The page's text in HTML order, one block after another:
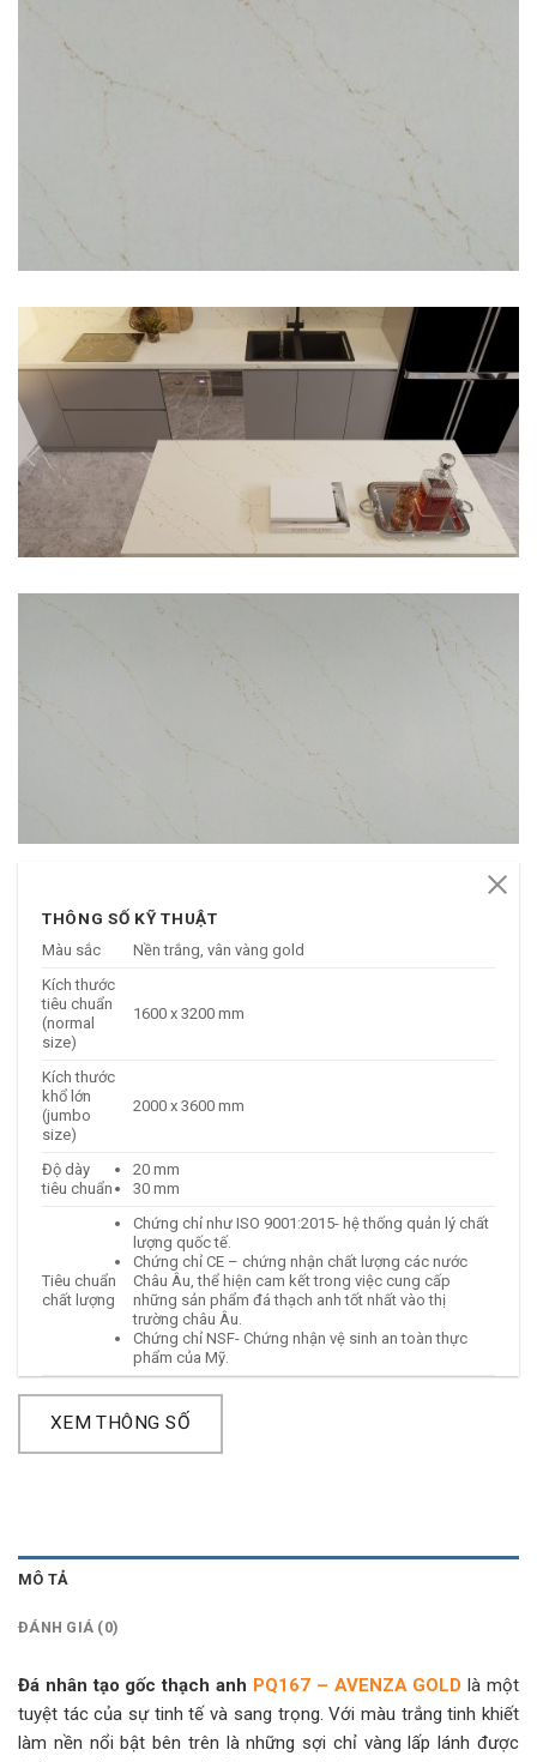
THÔNG SỐ KỸ THUẬT
Màu sắc
Nền trắng, vân vàng gold
Kích thước
tiêu chuẩn
(normal
size)
1600 x 3200 mm
Kích thước
khổ lớn
(jumbo
size)
2000 x 3600 mm
Độ dày
tiêu chuẩn
20 mm
30 mm
Tiêu chuẩn
chất lượng
Chứng chỉ như ISO 9001:2015- hệ thống quản lý chất
lượng quốc tế.
Chứng chỉ CE – chứng nhận chất lượng các nước
Châu Âu, thể hiện cam kết trong việc cung cấp
những sản phẩm đá thạch anh tốt nhất vào thị
trường châu Âu.
Chứng chỉ NSF- Chứng nhận vệ sinh an toàn thực
phẩm của Mỹ.
XEM THÔNG SỐ
MÔ TẢ
ĐÁNH GIÁ (0)
Đá nhân tạo gốc thạch anh PQ167 – AVENZA GOLD là một
tuyệt tác của sự tinh tế và sang trọng. Với màu trắng tinh khiết
làm nền nổi bật bên trên là những sợi chỉ vàng lấp lánh được